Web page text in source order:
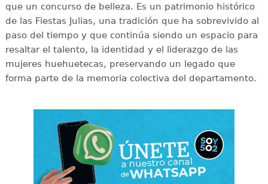
que un concurso de belleza. Es un patrimonio histórico
de las Fiestas Julias, una tradición que ha sobrevivido al
paso del tiempo y que continúa siendo un espacio para
resaltar el talento, la identidad y el liderazgo de las
mujeres huehuetecas, preservando un legado que
forma parte de la memoria colectiva del departamento.